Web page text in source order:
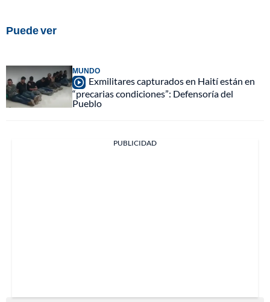
Puede ver
MUNDO
Exmilitares capturados en Haití están en
“precarias condiciones”: Defensoría del
Pueblo
PUBLICIDAD